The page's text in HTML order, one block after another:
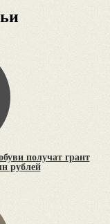
получат грант
рублей